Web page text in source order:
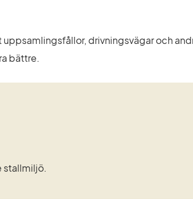
drivningsvägar och
bättre.
stallmiljö.